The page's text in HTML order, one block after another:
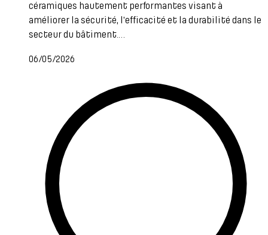
céramiques hautement performantes visant à
améliorer la sécurité, l'efficacité et la durabilité dans le
secteur du bâtiment.…
06/05/2026